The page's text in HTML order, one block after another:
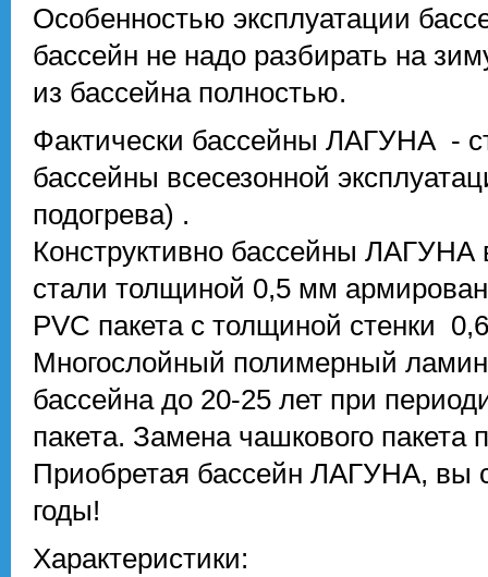
Особенностью эксплуатации
бассейн не надо разбирать на
из бассейна полностью.
Фактически бассейны ЛАГУНА -
бассейны всесезонной
подогрева) .
Конструктивно бассейны
стали толщиной 0,5 мм
PVC пакета с толщиной стенки
Многослойный полимерный
бассейна до 20-25 лет при
пакета. Замена чашкового пакета
Приобретая бассейн ЛАГУНА, вы
годы!
Характеристики: